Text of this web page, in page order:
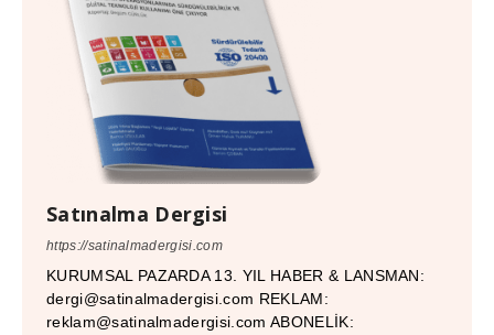
Satınalma Dergisi
https://satinalmadergisi.com
KURUMSAL PAZARDA 13. YIL HABER & LANSMAN:
dergi@satinalmadergisi.com REKLAM:
reklam@satinalmadergisi.com ABONELİK: